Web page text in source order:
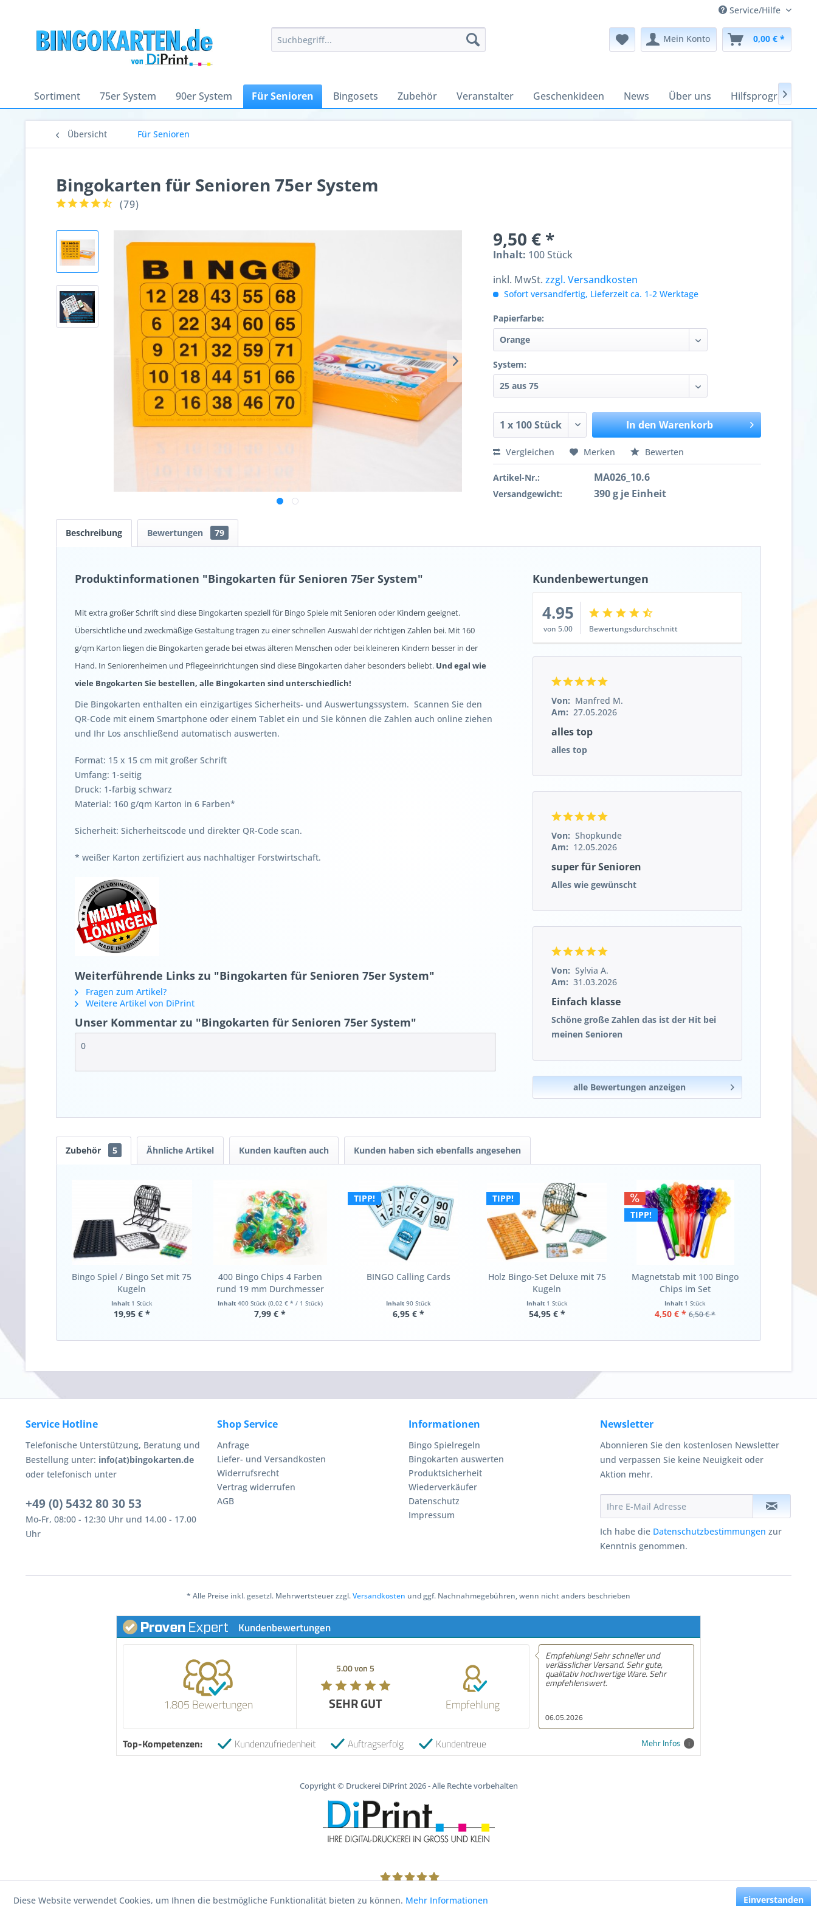
Service/Hilfe
Mein Konto 0,00 € *
Sortiment 75er System 90er System Für Senioren Bingosets Zubehör Veranstalter Geschenkideen News Über uns Hilfsprogramme

Übersicht Für Senioren
Bingokarten für Senioren 75er System
(79)
9,50 € *
Inhalt: 100 Stück
inkl. MwSt.zzgl. Versandkosten
Sofort versandfertig, Lieferzeit ca. 1-2 Werktage
Papierfarbe:
System:
In denWarenkorb
Vergleichen Merken Bewerten
Artikel-Nr.: MA026_10.6
Versandgewicht: 390 g je Einheit
Beschreibung Bewertungen 79
Produktinformationen "Bingokarten für Senioren 75er System"
Mit extra großer Schrift sind diese Bingokarten speziell für Bingo Spiele mit Senioren oder Kindern geeignet.
Übersichtliche und zweckmäßige Gestaltung tragen zu einer schnellen Auswahl der richtigen Zahlen bei. Mit 160
g/qm Karton liegen die Bingokarten gerade bei etwas älteren Menschen oder bei kleineren Kindern besser in der
Hand. In Seniorenheimen und Pflegeeinrichtungen sind diese Bingokarten daher besonders beliebt. Und egal wie
viele Bngokarten Sie bestellen, alle Bingokarten sind unterschiedlich!
Die Bingokarten enthalten ein einzigartiges Sicherheits- und Auswertungssystem. Scannen Sie den
QR-Code mit einem Smartphone oder einem Tablet ein und Sie können die Zahlen auch online ziehen
und Ihr Los anschließend automatisch auswerten.
Format: 15 x 15 cm mit großer Schrift
Umfang: 1-seitig
Druck: 1-farbig schwarz
Material: 160 g/qm Karton in 6 Farben*
Sicherheit: Sicherheitscode und direkter QR-Code scan.
* weißer Karton zertifiziert aus nachhaltiger Forstwirtschaft.
Weiterführende Links zu "Bingokarten für Senioren 75er System"
Fragen zum Artikel?
Weitere Artikel von DiPrint
Unser Kommentar zu "Bingokarten für Senioren 75er System"
0
Kundenbewertungen
4.95
von 5.00 Bewertungsdurchschnitt
Von: Manfred M.
Am: 27.05.2026
alles top
alles top
Von: Shopkunde
Am: 12.05.2026
super für Senioren
Alles wie gewünscht
Von: Sylvia A.
Am: 31.03.2026
Einfach klasse
Schöne große Zahlen das ist der Hit bei
meinen Senioren
alle Bewertungen anzeigen
Zubehör 5 Ähnliche Artikel Kunden kauften auch Kunden haben sich ebenfalls angesehen
Bingo Spiel / Bingo Set mit 75
Kugeln
Inhalt 1 Stück
19,95 € *
400 Bingo Chips 4 Farben
rund 19 mm Durchmesser
Inhalt 400 Stück (0,02 € * / 1 Stück)
7,99 € *
TIPP!
BINGO Calling Cards
Inhalt 90 Stück
6,95 € *
TIPP!
Holz Bingo-Set Deluxe mit 75
Kugeln
Inhalt 1 Stück
54,95 € *
TIPP!
Magnetstab mit 100 Bingo
Chips im Set
Inhalt 1 Stück
4,50 € * 6,50 € *
Service Hotline
Telefonische Unterstützung, Beratung und
Bestellung unter: info(at)bingokarten.de
oder telefonisch unter
+49 (0) 5432 80 30 53
Mo-Fr, 08:00 - 12:30 Uhr und 14.00 - 17.00
Uhr
Shop Service
Anfrage
Liefer- und Versandkosten
Widerrufsrecht
Vertrag widerrufen
AGB
Informationen
Bingo Spielregeln
Bingokarten auswerten
Produktsicherheit
Wiederverkäufer
Datenschutz
Impressum
Newsletter
Abonnieren Sie den kostenlosen Newsletter
und verpassen Sie keine Neuigkeit oder
Aktion mehr.
Ich habe die Datenschutzbestimmungen zur
Kenntnis genommen.
* Alle Preise inkl. gesetzl. Mehrwertsteuer zzgl.Versandkosten und ggf. Nachnahmegebühren, wenn nicht anders beschrieben
Kundenbewertungen
1.805 Bewertungen SEHR GUT Empfehlung
Empfehlung! Sehr schneller und
verlässlicher Versand. Sehr gute,
qualitativ hochwertige Ware. Sehr
empfehlenswert.
Empfehlung! Gute und schnelle
lieferung. Alles prima
Mehr Infos
Top-Kompetenzen: Kundenzufriedenheit Auftragserfolg Kundentreue
Copyright © Druckerei DiPrint 2026 - Alle Rechte vorbehalten
Diese Website verwendet Cookies, um Ihnen die bestmögliche Funktionalität bieten zu können. Mehr Informationen Einverstanden